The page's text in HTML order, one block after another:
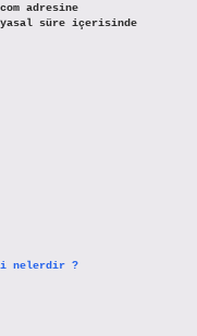
adresine
süre içerisinde
nelerdir ?